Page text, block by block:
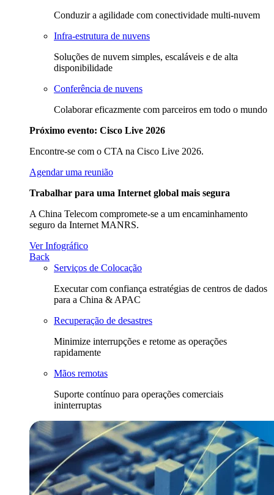
Conduzir a agilidade com conectividade multi-nuvem
Infra-estrutura de nuvens
Soluções de nuvem simples, escaláveis e de alta
disponibilidade
Conferência de nuvens
Colaborar eficazmente com parceiros em todo o mundo
Próximo evento: Cisco Live 2026
Encontre-se com o CTA na Cisco Live 2026.
Agendar uma reunião
Trabalhar para uma Internet global mais segura
A China Telecom compromete-se a um encaminhamento
seguro da Internet MANRS.
Ver Infográfico
Back
Serviços de Colocação
Executar com confiança estratégias de centros de dados
para a China & APAC
Recuperação de desastres
Minimize interrupções e retome as operações
rapidamente
Mãos remotas
Suporte contínuo para operações comerciais
ininterruptas